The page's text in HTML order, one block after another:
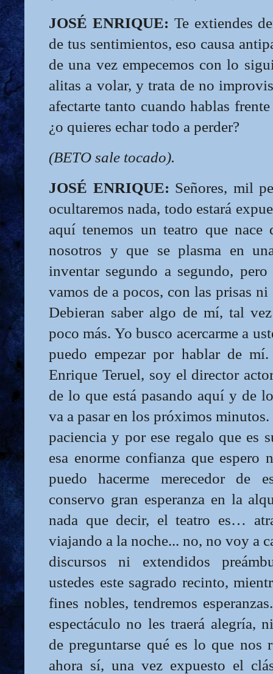
JOSÉ ENRIQUE: Te extiendes
de tus sentimientos, eso causa
de una vez empecemos con lo
alitas a volar, y trata de no
afectarte tanto cuando hablas
¿o quieres echar todo a perder?
(BETO sale tocado).
JOSÉ ENRIQUE: Señores, mil
ocultaremos nada, todo estará
aquí tenemos un teatro que
nosotros y que se plasma en
inventar segundo a segundo,
vamos de a pocos, con las prisas ni
Debieran saber algo de mí, tal
poco más. Yo busco acercarme a
puedo empezar por hablar de
Enrique Teruel, soy el director
de lo que está pasando aquí y de
va a pasar en los próximos
paciencia y por ese regalo que es
esa enorme confianza que espero
puedo hacerme merecedor de
conservo gran esperanza en la
nada que decir, el teatro es…
viajando a la noche... no, no voy a
discursos ni extendidos
ustedes este sagrado recinto,
fines nobles, tendremos
espectáculo no les traerá alegría,
de preguntarse qué es lo que nos
ahora sí, una vez expuesto el